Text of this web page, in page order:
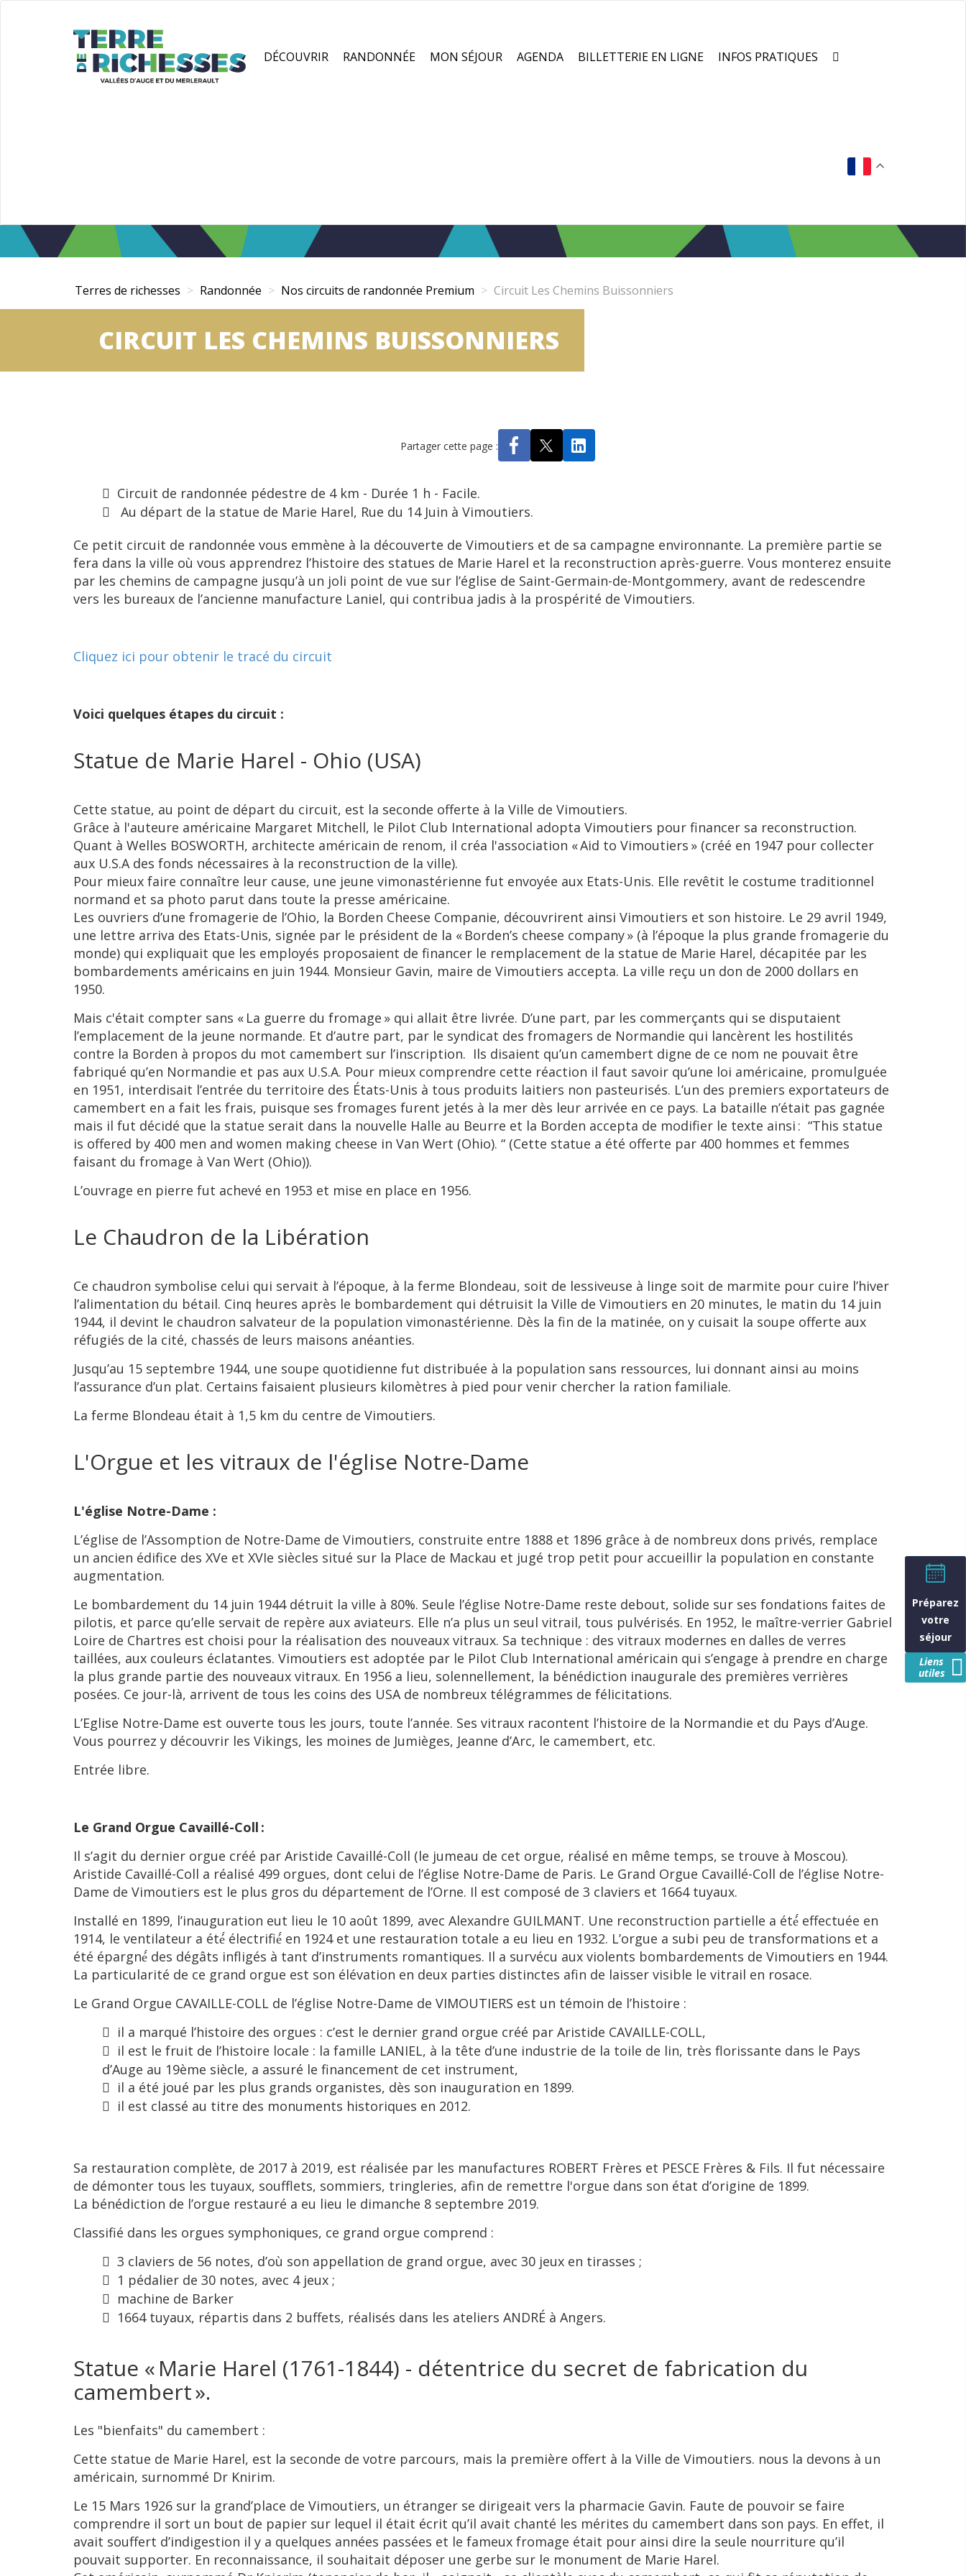
DÉCOUVRIR RANDONNÉE MON SÉJOUR AGENDA BILLETTERIE EN LIGNE INFOS PRATIQUES
Terres de richesses Randonnée Nos circuits de randonnée Premium Circuit Les Chemins Buissonniers
CIRCUIT LES CHEMINS BUISSONNIERS
Partager cette page :
Circuit de randonnée pédestre de 4 km - Durée 1 h - Facile.
Au départ de la statue de Marie Harel, Rue du 14 Juin à Vimoutiers.
Ce petit circuit de randonnée vous emmène à la découverte de Vimoutiers et de sa campagne environnante. La première partie se
fera dans la ville où vous apprendrez l’histoire des statues de Marie Harel et la reconstruction après-guerre. Vous monterez ensuite
par les chemins de campagne jusqu’à un joli point de vue sur l’église de Saint-Germain-de-Montgommery, avant de redescendre
vers les bureaux de l’ancienne manufacture Laniel, qui contribua jadis à la prospérité de Vimoutiers.
Cliquez ici pour obtenir le tracé du circuit
Voici quelques étapes du circuit :
Statue de Marie Harel - Ohio (USA)
Cette statue, au point de départ du circuit, est la seconde offerte à la Ville de Vimoutiers.
Grâce à l'auteure américaine Margaret Mitchell, le Pilot Club International adopta Vimoutiers pour financer sa reconstruction.
Quant à Welles BOSWORTH, architecte américain de renom, il créa l'association « Aid to Vimoutiers » (créé en 1947 pour collecter
aux U.S.A des fonds nécessaires à la reconstruction de la ville).
Pour mieux faire connaître leur cause, une jeune vimonastérienne fut envoyée aux Etats-Unis. Elle revêtit le costume traditionnel
normand et sa photo parut dans toute la presse américaine.
Les ouvriers d’une fromagerie de l’Ohio, la Borden Cheese Companie, découvrirent ainsi Vimoutiers et son histoire. Le 29 avril 1949,
une lettre arriva des Etats-Unis, signée par le président de la « Borden’s cheese company » (à l’époque la plus grande fromagerie du
monde) qui expliquait que les employés proposaient de financer le remplacement de la statue de Marie Harel, décapitée par les
bombardements américains en juin 1944. Monsieur Gavin, maire de Vimoutiers accepta. La ville reçu un don de 2000 dollars en
1950.
Mais c'était compter sans « La guerre du fromage » qui allait être livrée. D’une part, par les commerçants qui se disputaient
l’emplacement de la jeune normande. Et d’autre part, par le syndicat des fromagers de Normandie qui lancèrent les hostilités
contre la Borden à propos du mot camembert sur l’inscription. Ils disaient qu’un camembert digne de ce nom ne pouvait être
fabriqué qu’en Normandie et pas aux U.S.A. Pour mieux comprendre cette réaction il faut savoir qu’une loi américaine, promulguée
en 1951, interdisait l’entrée du territoire des États-Unis à tous produits laitiers non pasteurisés. L’un des premiers exportateurs de
camembert en a fait les frais, puisque ses fromages furent jetés à la mer dès leur arrivée en ce pays. La bataille n’était pas gagnée
mais il fut décidé que la statue serait dans la nouvelle Halle au Beurre et la Borden accepta de modifier le texte ainsi : “This statue
is offered by 400 men and women making cheese in Van Wert (Ohio). “ (Cette statue a été offerte par 400 hommes et femmes
faisant du fromage à Van Wert (Ohio)).
L’ouvrage en pierre fut achevé en 1953 et mise en place en 1956.
Le Chaudron de la Libération
Ce chaudron symbolise celui qui servait à l’époque, à la ferme Blondeau, soit de lessiveuse à linge soit de marmite pour cuire l’hiver
l’alimentation du bétail. Cinq heures après le bombardement qui détruisit la Ville de Vimoutiers en 20 minutes, le matin du 14 juin
1944, il devint le chaudron salvateur de la population vimonastérienne. Dès la fin de la matinée, on y cuisait la soupe offerte aux
réfugiés de la cité, chassés de leurs maisons anéanties.
Jusqu’au 15 septembre 1944, une soupe quotidienne fut distribuée à la population sans ressources, lui donnant ainsi au moins
l’assurance d’un plat. Certains faisaient plusieurs kilomètres à pied pour venir chercher la ration familiale.
La ferme Blondeau était à 1,5 km du centre de Vimoutiers.
L'Orgue et les vitraux de l'église Notre-Dame
L'église Notre-Dame :
L’église de l’Assomption de Notre-Dame de Vimoutiers, construite entre 1888 et 1896 grâce à de nombreux dons privés, remplace
un ancien édifice des XVe et XVIe siècles situé sur la Place de Mackau et jugé trop petit pour accueillir la population en constante
augmentation.
Le bombardement du 14 juin 1944 détruit la ville à 80%. Seule l’église Notre-Dame reste debout, solide sur ses fondations faites de
pilotis, et parce qu’elle servait de repère aux aviateurs. Elle n’a plus un seul vitrail, tous pulvérisés. En 1952, le maître-verrier Gabriel
Loire de Chartres est choisi pour la réalisation des nouveaux vitraux. Sa technique : des vitraux modernes en dalles de verres
taillées, aux couleurs éclatantes. Vimoutiers est adoptée par le Pilot Club International américain qui s’engage à prendre en charge
la plus grande partie des nouveaux vitraux. En 1956 a lieu, solennellement, la bénédiction inaugurale des premières verrières
posées. Ce jour-là, arrivent de tous les coins des USA de nombreux télégrammes de félicitations.
L’Eglise Notre-Dame est ouverte tous les jours, toute l’année. Ses vitraux racontent l’histoire de la Normandie et du Pays d’Auge.
Vous pourrez y découvrir les Vikings, les moines de Jumièges, Jeanne d’Arc, le camembert, etc.
Entrée libre.
Le Grand Orgue Cavaillé-Coll :
Il s’agit du dernier orgue créé par Aristide Cavaillé-Coll (le jumeau de cet orgue, réalisé en même temps, se trouve à Moscou).
Aristide Cavaillé-Coll a réalisé 499 orgues, dont celui de l’église Notre-Dame de Paris. Le Grand Orgue Cavaillé-Coll de l’église Notre-
Dame de Vimoutiers est le plus gros du département de l’Orne. Il est composé de 3 claviers et 1664 tuyaux.
Installé en 1899, l’inauguration eut lieu le 10 août 1899, avec Alexandre GUILMANT. Une reconstruction partielle a été́ effectuée en
1914, le ventilateur a été́ électrifié́ en 1924 et une restauration totale a eu lieu en 1932. L’orgue a subi peu de transformations et a
été épargné́ des dégâts infligés à tant d’instruments romantiques. Il a survécu aux violents bombardements de Vimoutiers en 1944.
La particularité de ce grand orgue est son élévation en deux parties distinctes afin de laisser visible le vitrail en rosace.
Le Grand Orgue CAVAILLE-COLL de l’église Notre-Dame de VIMOUTIERS est un témoin de l’histoire :
il a marqué l’histoire des orgues : c’est le dernier grand orgue créé par Aristide CAVAILLE-COLL,
il est le fruit de l’histoire locale : la famille LANIEL, à la tête d’une industrie de la toile de lin, très florissante dans le Pays
d’Auge au 19ème siècle, a assuré le financement de cet instrument,
il a été joué par les plus grands organistes, dès son inauguration en 1899.
il est classé au titre des monuments historiques en 2012.
Sa restauration complète, de 2017 à 2019, est réalisée par les manufactures ROBERT Frères et PESCE Frères & Fils. Il fut nécessaire
de démonter tous les tuyaux, soufflets, sommiers, tringleries, afin de remettre l'orgue dans son état d’origine de 1899.
La bénédiction de l’orgue restauré a eu lieu le dimanche 8 septembre 2019.
Classifié dans les orgues symphoniques, ce grand orgue comprend :
3 claviers de 56 notes, d’où son appellation de grand orgue, avec 30 jeux en tirasses ;
1 pédalier de 30 notes, avec 4 jeux ;
machine de Barker
1664 tuyaux, répartis dans 2 buffets, réalisés dans les ateliers ANDRÉ à Angers.
Statue « Marie Harel (1761-1844) - détentrice du secret de fabrication du
camembert ».
Les "bienfaits" du camembert :
Cette statue de Marie Harel, est la seconde de votre parcours, mais la première offert à la Ville de Vimoutiers. nous la devons à un
américain, surnommé Dr Knirim.
Le 15 Mars 1926 sur la grand’place de Vimoutiers, un étranger se dirigeait vers la pharmacie Gavin. Faute de pouvoir se faire
comprendre il sort un bout de papier sur lequel il était écrit qu’il avait chanté les mérites du camembert dans son pays. En effet, il
avait souffert d’indigestion il y a quelques années passées et le fameux fromage était pour ainsi dire la seule nourriture qu’il
pouvait supporter. En reconnaissance, il souhaitait déposer une gerbe sur le monument de Marie Harel.
Préparez
votre
séjour
Liens
utiles